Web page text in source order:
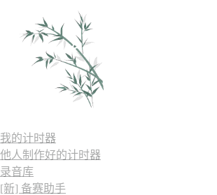
我的计时器
他人制作好的计时器
录音库
[新] 备赛助手